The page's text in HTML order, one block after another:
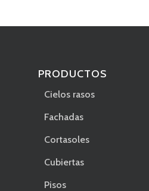
PRODUCTOS
Cielos rasos
Fachadas
Cortasoles
Cubiertas
Pisos